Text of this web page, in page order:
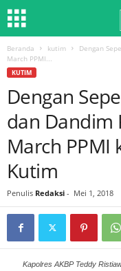
Beranda kutim
Dengan
March PPMI...
KUTIM
Dengan
dan Dandim
March PPMI
Kutim
Penulis Redaksi - Mei 1, 2018
Kapolres AKBP Teddy